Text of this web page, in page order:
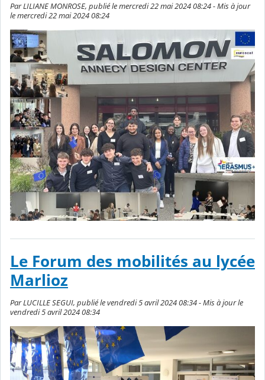
Par LILIANE MONROSE, publié le mercredi 22 mai 2024 08:24 - Mis à jour
le mercredi 22 mai 2024 08:24
Le Forum des mobilités au lycée
Marlioz
Par LUCILLE SEGUI, publié le vendredi 5 avril 2024 08:34 - Mis à jour le
vendredi 5 avril 2024 08:34